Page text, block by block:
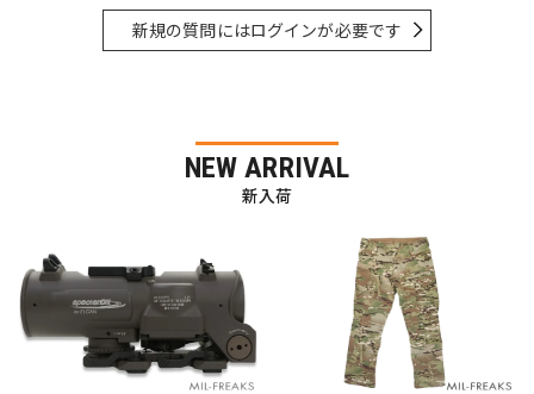
新規の質問にはログインが必要です
NEW ARRIVAL
新入荷